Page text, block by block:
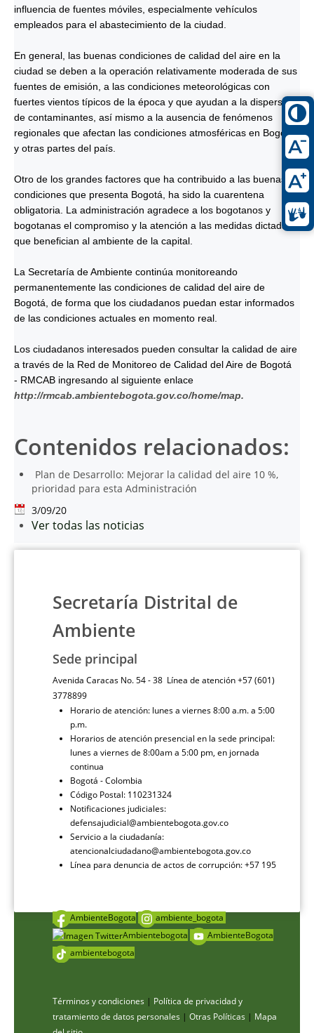
influencia de fuentes móviles, especialmente vehículos
empleados para el abastecimiento de la ciudad.
En general, las buenas condiciones de calidad del aire en la
ciudad se deben a la operación relativamente moderada de sus
fuentes de emisión, a las condiciones meteorológicas con
fuertes vientos típicos de la época y que ayudan a la dispersión
de contaminantes, así mismo a la ausencia de fenómenos
regionales que afectan las condiciones atmosféricas en Bogotá
y otras partes del país.
Otro de los grandes factores que ha contribuido a las buenas
condiciones que presenta Bogotá, ha sido la cuarentena
obligatoria. La administración agradece a los bogotanos y
bogotanas el compromiso y la atención a las medidas dictadas,
que benefician al ambiente de la capital.
La Secretaría de Ambiente continúa monitoreando
permanentemente las condiciones de calidad del aire de
Bogotá, de forma que los ciudadanos puedan estar informados
de las condiciones actuales en momento real.
Los ciudadanos interesados pueden consultar la calidad de aire
a través de la Red de Monitoreo de Calidad del Aire de Bogotá
- RMCAB ingresando al siguiente enlace
http://rmcab.ambientebogota.gov.co/home/map.
Contenidos relacionados:
Plan de Desarrollo: Mejorar la calidad del aire 10 %,
prioridad para esta Administración
3/09/20
Ver todas las noticias
Secretaría Distrital de
Ambiente
Sede principal
Avenida Caracas No. 54 - 38 Línea de atención +57 (601)
3778899
Horario de atención: lunes a viernes 8:00 a.m. a 5:00
p.m.
Horarios de atención presencial en la sede principal:
lunes a viernes de 8:00am a 5:00 pm, en jornada
continua
Bogotá - Colombia
Código Postal: 110231324
Notificaciones judiciales:
defensajudicial@ambientebogota.gov.co
Servicio a la ciudadanía:
atencionalciudadano@ambientebogota.gov.co
Línea para denuncia de actos de corrupción: +57 195
AmbienteBogota
ambiente_bogota
Ambientebogota
AmbienteBogota
ambientebogota
Términos y condiciones | Política de privacidad y
tratamiento de datos personales | Otras Políticas | Mapa